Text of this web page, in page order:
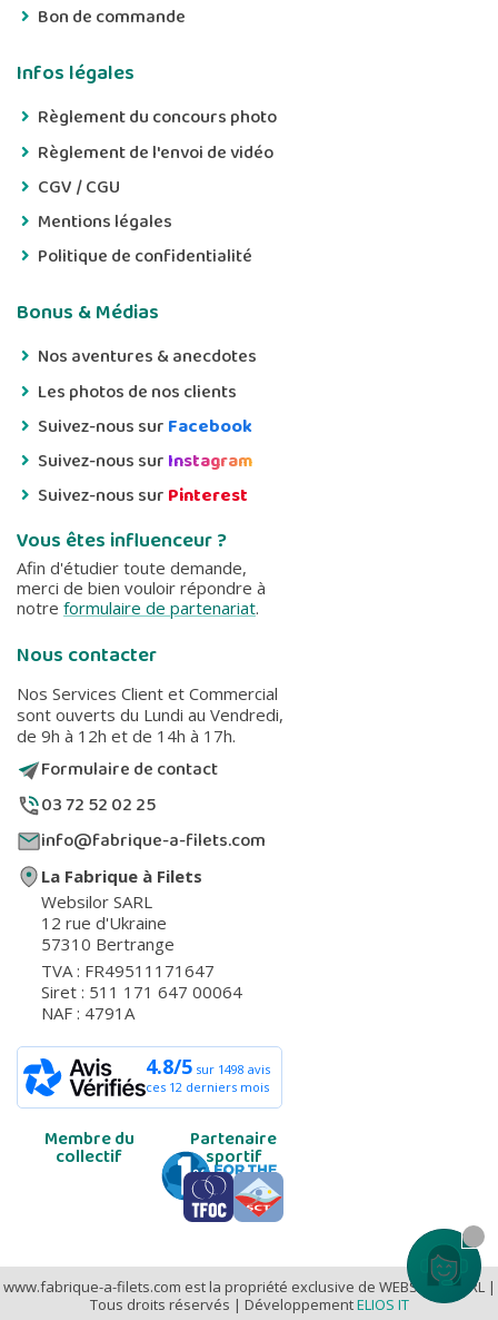
Bon de commande
Infos légales
Règlement du concours photo
Règlement de l'envoi de vidéo
CGV / CGU
Mentions légales
Politique de confidentialité
Bonus & Médias
Nos aventures & anecdotes
Les photos de nos clients
Suivez-nous surFacebook
Suivez-nous surInstagram
Suivez-nous surPinterest
Vous êtes influenceur ?
Afin d'étudier toute demande,
merci de bien vouloir répondre à
notre formulaire de partenariat.
Nous contacter
Nos Services Client et Commercial
sont ouverts du Lundi au Vendredi,
de 9h à 12h et de 14h à 17h.
Formulaire de contact
03 72 52 02 25
info@fabrique-a-filets.com
La Fabrique à Filets
Websilor SARL
12 rue d'Ukraine
57310 Bertrange
TVA : FR49511171647
Siret : 511 171 647 00064
NAF : 4791A
4.8/5 sur 1498 avis
ces 12 derniers mois
Membre du
collectif
Partenaire
sportif
www.fabrique-a-filets.com est la propriété exclusive de WEBSILOR SARL |
Tous droits réservés | DéveloppementELIOS IT